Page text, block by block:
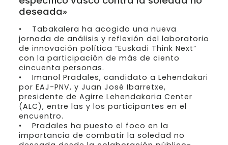
deseada»
• Tabakalera ha acogido una nueva
jornada de análisis y reflexión del laboratorio
de innovación política “Euskadi Think Next”
con la participación de más de ciento
cincuenta personas.
• Imanol Pradales, candidato a Lehendakari
por EAJ-PNV, y Juan José Ibarretxe,
presidente de Agirre Lehendakaria Center
(ALC), entre las y los participantes en el
encuentro.
• Pradales ha puesto el foco en la
importancia de combatir la soledad no